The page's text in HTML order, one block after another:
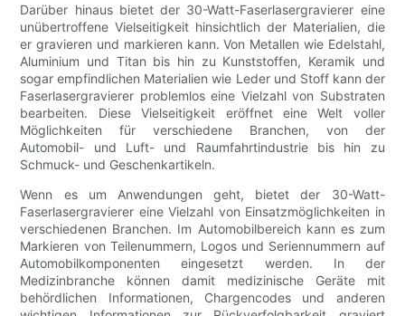
Darüber hinaus bietet der 30-Watt-Faserlasergravierer eine
unübertroffene Vielseitigkeit hinsichtlich der Materialien, die
er gravieren und markieren kann. Von Metallen wie Edelstahl,
Aluminium und Titan bis hin zu Kunststoffen, Keramik und
sogar empfindlichen Materialien wie Leder und Stoff kann der
Faserlasergravierer problemlos eine Vielzahl von Substraten
bearbeiten. Diese Vielseitigkeit eröffnet eine Welt voller
Möglichkeiten für verschiedene Branchen, von der
Automobil- und Luft- und Raumfahrtindustrie bis hin zu
Schmuck- und Geschenkartikeln.
Wenn es um Anwendungen geht, bietet der 30-Watt-
Faserlasergravierer eine Vielzahl von Einsatzmöglichkeiten in
verschiedenen Branchen. Im Automobilbereich kann es zum
Markieren von Teilenummern, Logos und Seriennummern auf
Automobilkomponenten eingesetzt werden. In der
Medizinbranche können damit medizinische Geräte mit
behördlichen Informationen, Chargencodes und anderen